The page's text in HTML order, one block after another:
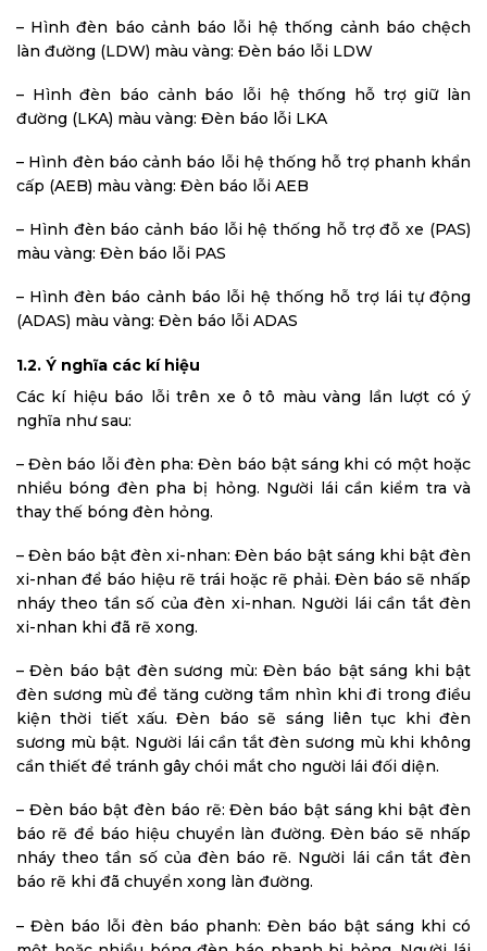
– Hình đèn báo cảnh báo lỗi hệ thống cảnh báo chệch
làn đường (LDW) màu vàng: Đèn báo lỗi LDW
– Hình đèn báo cảnh báo lỗi hệ thống hỗ trợ giữ làn
đường (LKA) màu vàng: Đèn báo lỗi LKA
– Hình đèn báo cảnh báo lỗi hệ thống hỗ trợ phanh khẩn
cấp (AEB) màu vàng: Đèn báo lỗi AEB
– Hình đèn báo cảnh báo lỗi hệ thống hỗ trợ đỗ xe (PAS)
màu vàng: Đèn báo lỗi PAS
– Hình đèn báo cảnh báo lỗi hệ thống hỗ trợ lái tự động
(ADAS) màu vàng: Đèn báo lỗi ADAS
1.2. Ý nghĩa các kí hiệu
Các kí hiệu báo lỗi trên xe ô tô màu vàng lần lượt có ý
nghĩa như sau:
– Đèn báo lỗi đèn pha: Đèn báo bật sáng khi có một hoặc
nhiều bóng đèn pha bị hỏng. Người lái cần kiểm tra và
thay thế bóng đèn hỏng.
– Đèn báo bật đèn xi-nhan: Đèn báo bật sáng khi bật đèn
xi-nhan để báo hiệu rẽ trái hoặc rẽ phải. Đèn báo sẽ nhấp
nháy theo tần số của đèn xi-nhan. Người lái cần tắt đèn
xi-nhan khi đã rẽ xong.
– Đèn báo bật đèn sương mù: Đèn báo bật sáng khi bật
đèn sương mù để tăng cường tầm nhìn khi đi trong điều
kiện thời tiết xấu. Đèn báo sẽ sáng liên tục khi đèn
sương mù bật. Người lái cần tắt đèn sương mù khi không
cần thiết để tránh gây chói mắt cho người lái đối diện.
– Đèn báo bật đèn báo rẽ: Đèn báo bật sáng khi bật đèn
báo rẽ để báo hiệu chuyển làn đường. Đèn báo sẽ nhấp
nháy theo tần số của đèn báo rẽ. Người lái cần tắt đèn
báo rẽ khi đã chuyển xong làn đường.
– Đèn báo lỗi đèn báo phanh: Đèn báo bật sáng khi có